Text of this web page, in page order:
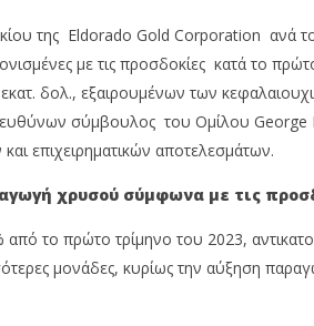
Με πτώση 0,59%, Cenergy άνοδο
3,21%, Metlen 2,88%, στις 2.608
μον. τζίρο 320 εκ.
της Eldorado Gold Corporation ανά
με τις προσδοκίες κατά το
δολ., εξαιρουμένων των
σύμβουλος του Ομίλου George
επιχειρηματικών αποτελεσμάτων.
χρυσού σύμφωνα με τις
το πρώτο τρίμηνο του 2023,
μονάδες, κυρίως την αύξηση